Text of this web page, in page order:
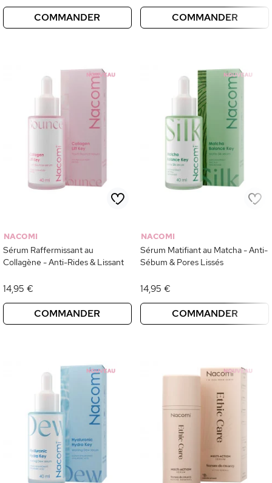
COMMANDER COMMANDER
NACOMI
Sérum Raffermissant au
Collagène - Anti-Rides & Lissant
14,95 €
COMMANDER
NACOMI
Sérum Matifiant au Matcha - Anti-
Sébum & Pores Lissés
14,95 €
COMMANDER